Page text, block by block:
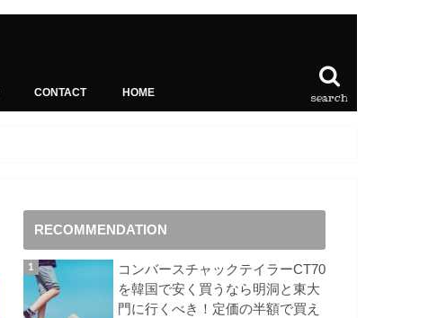
search
CONTACT HOME
RECOMMENDATION
コンバースチャックテイラーCT70
を韓国で安く買うなら明洞と東大
門に行くべき！定価の半額で買え